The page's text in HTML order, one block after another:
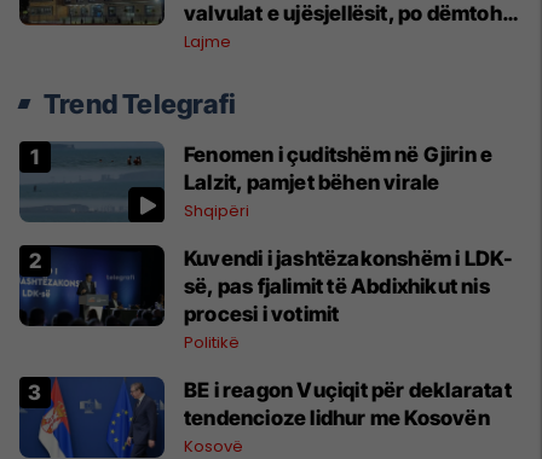
valvulat e ujësjellësit, po dëmtohet
furnizimi me ujë
Lajme
Trend Telegrafi
Fenomen i çuditshëm në Gjirin e
Lalzit, pamjet bëhen virale
Shqipëri
Kuvendi i jashtëzakonshëm i LDK-
së, pas fjalimit të Abdixhikut nis
procesi i votimit
Politikë
BE i reagon Vuçiqit për deklaratat
tendencioze lidhur me Kosovën
Kosovë